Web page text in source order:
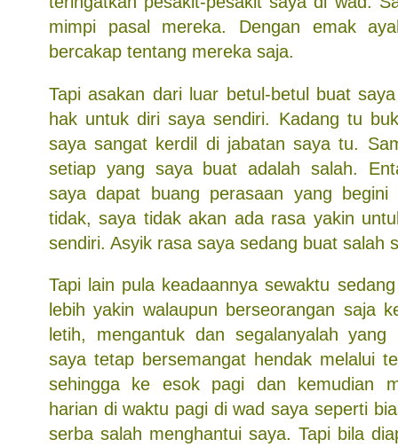
mimpi pasal mereka. Dengan emak
bercakap tentang mereka saja.
Tapi asakan dari luar betul-betul buat
hak untuk diri saya sendiri. Kadang tu
saya sangat kerdil di jabatan saya tu.
setiap yang saya buat adalah salah.
saya dapat buang perasaan yang begini
tidak, saya tidak akan ada rasa yakin
sendiri. Asyik rasa saya sedang buat salah
Tapi lain pula keadaannya sewaktu
lebih yakin walaupun berseorangan saja
letih, mengantuk dan segalanyalah yang
saya tetap bersemangat hendak melalui
sehingga ke esok pagi dan kemudian
harian di waktu pagi di wad saya seperti
serba salah menghantui saya. Tapi bila